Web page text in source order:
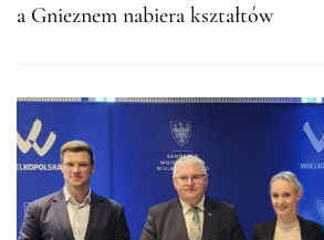
a Gnieznem nabiera kształtów